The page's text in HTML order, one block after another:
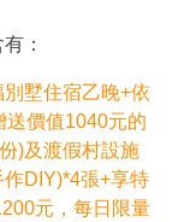
：
墅住宿乙晚+依
送價值1040元的
)及渡假村設施
DIY)*4張+享特
元，每日限量